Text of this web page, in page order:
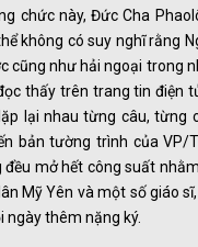
chức này, Đức Cha
không có suy nghĩ rằng
cũng như hải ngoại trong
thấy trên trang tin điện
lại nhau từng câu,
bản tường trình của VP/
mở hết công suất
Mỹ Yên và một số giáo
ngày thêm nặng ký.